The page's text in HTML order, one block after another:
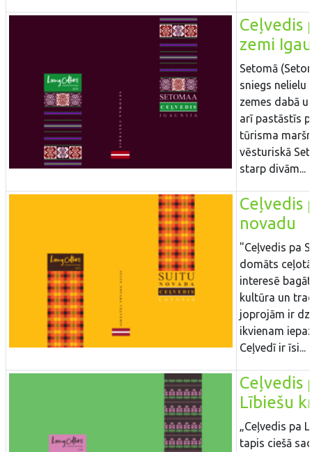
Ceļvedis
zemi
Setomā
sniegs nelielu
zemes dabā
arī pastāstīs
tūrisma
vēsturiskā
starp divām...
Ceļvedis
novadu
"Ceļvedis pa
domāts
interesē
kultūra un
joprojām ir
ikvienam
Ceļvedī ir īsi...
Ceļvedis
Lībiešu
„Ceļvedis pa
tapis ciešā